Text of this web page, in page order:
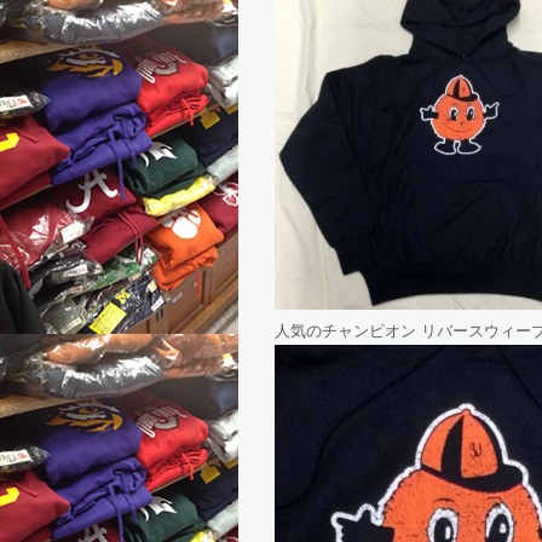
人気のチャンピオン リバースウィー